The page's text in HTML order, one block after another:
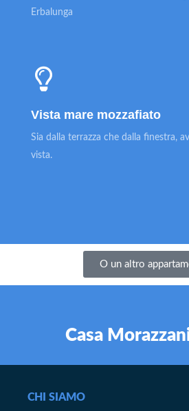
Erbalunga
Vista mare mozzafiato
Sia dalla terrazza che dalla finestra,
vista.
O un altro
Casa
CHI SIAMO